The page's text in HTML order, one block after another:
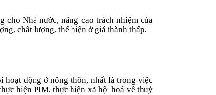
cho Nhà nước, nâng cao trách nhiệm của
chất lượng, thể hiện ở giá thành thấp.
hoạt động ở nông thôn, nhất là trong việc
hiện PIM, thực hiện xã hội hoá về thuỷ